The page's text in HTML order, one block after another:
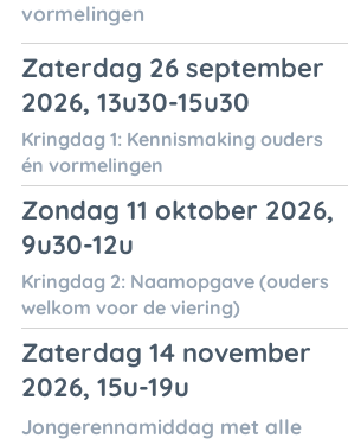
vormelingen
Zaterdag 26 september
2026, 13u30-15u30
Kringdag 1: Kennismaking ouders
én vormelingen
Zondag 11 oktober 2026,
9u30-12u
Kringdag 2: Naamopgave (ouders
welkom voor de viering)
Zaterdag 14 november
2026, 15u-19u
Jongerennamiddag met alle